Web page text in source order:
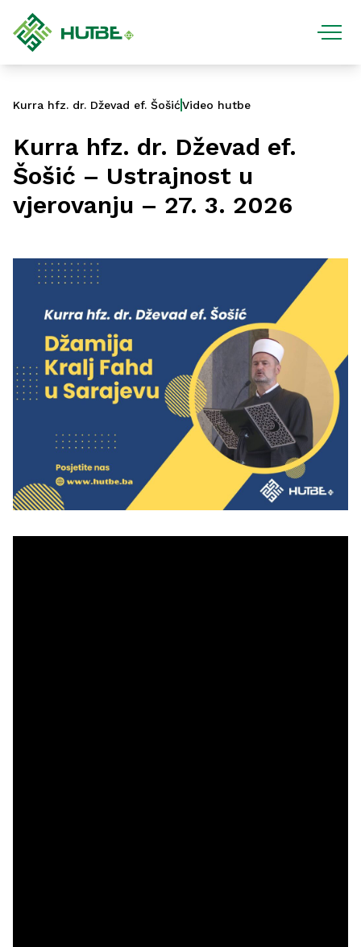
Kurra hfz. dr. Dževad ef. ŠošićVideo hutbe
Kurra hfz. dr. Dževad ef.
Šošić – Ustrajnost u
vjerovanju – 27. 3. 2026